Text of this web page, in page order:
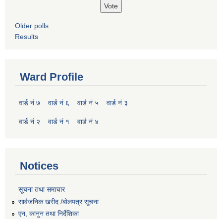
Older polls
Results
Ward Profile
वार्ड नं ७ वार्ड नं ६ वार्ड नं ५ वार्ड नं ३
वार्ड नं २ वार्ड नं १ वार्ड नं ४
Notices
सूचना तथा समाचार
सार्वजनिक खरीद /बोलपत्र सूचना
एन, कानुन तथा निर्देशिका